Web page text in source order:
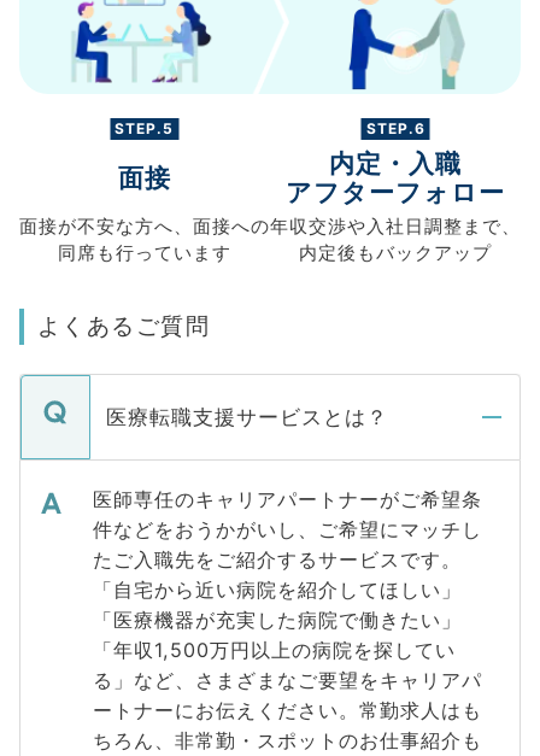
STEP.5
面接
面接が不安な方へ、 面接への
同席も行っています
STEP.6
内定・入職
アフターフォロー
年収交渉や入社日調整まで、
内定後もバックアップ
よくあるご質問
医療転職支援サービスとは？
医師専任のキャリアパートナーがご希望条
件などをおうかがいし、ご希望にマッチし
たご入職先をご紹介するサービスです。
「自宅から近い病院を紹介してほしい」
「医療機器が充実した病院で働きたい」
「年収1,500万円以上の病院を探してい
る」など、さまざまなご要望をキャリアパ
ートナーにお伝えください。常勤求人はも
ちろん、非常勤・スポットのお仕事紹介も